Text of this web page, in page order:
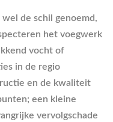
de schil genoemd,
het voegwerk
vocht of
in de regio
en de kwaliteit
een kleine
vervolgschade